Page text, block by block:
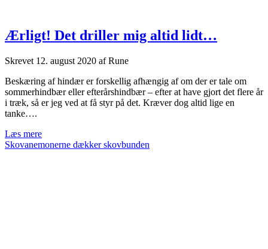
Ærligt! Det driller mig altid lidt…
Skrevet 12. august 2020 afRune
Beskæring af hindær er forskellig afhængig af om der er tale om
sommerhindbær eller efterårshindbær – efter at have gjort det flere år
i træk, så er jeg ved at få styr på det. Kræver dog altid lige en
tanke….
Læs mereÆrligt!
Det
Skovanemonerne dækker skovbunden